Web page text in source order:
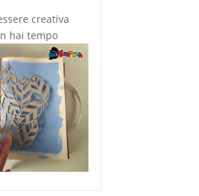
creativa
hai tempo